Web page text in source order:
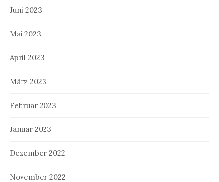
Juni 2023
Mai 2023
April 2023
März 2023
Februar 2023
Januar 2023
Dezember 2022
November 2022